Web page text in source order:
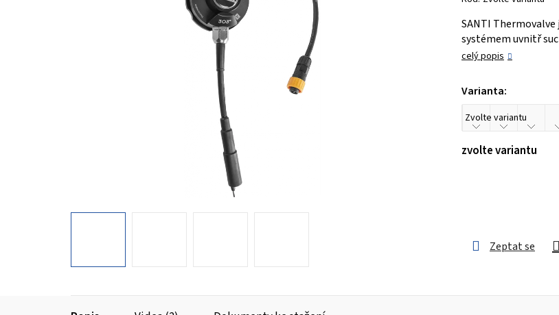
0,0
z 5
hvězdiček.
SANTI
systémem uvnitř
celý popis
Varianta:
zvolte variantu
Zeptat se